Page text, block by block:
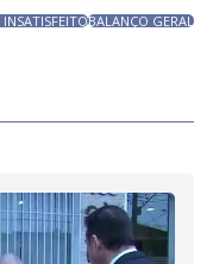
INSATISFEITOBALANÇO GERAL